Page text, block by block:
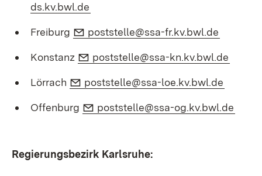
ds.kv.bwl.de
Freiburg E-Mail:
poststelle@ssa-fr.kv.bwl.de
Konstanz E-Mail:
poststelle@ssa-kn.kv.bwl.de
Lörrach E-Mail:
poststelle@ssa-loe.kv.bwl.de
Offenburg E-Mail:
poststelle@ssa-og.kv.bwl.de
Regierungsbezirk Karlsruhe: